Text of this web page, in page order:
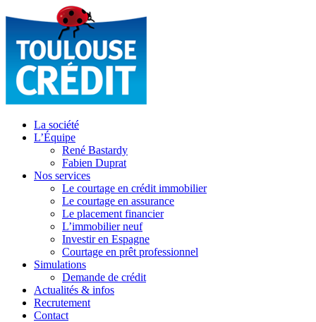
La société
L’Équipe
René Bastardy
Fabien Duprat
Nos services
Le courtage en crédit immobilier
Le courtage en assurance
Le placement financier
L’immobilier neuf
Investir en Espagne
Courtage en prêt professionnel
Simulations
Demande de crédit
Actualités & infos
Recrutement
Contact